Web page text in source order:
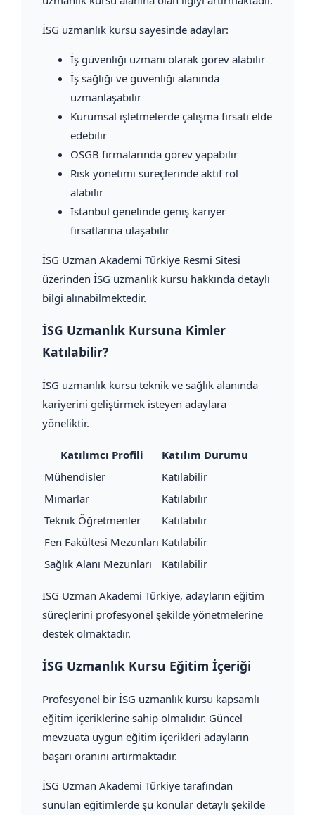
İSG uzmanlık kursu sayesinde adaylar:
İş güvenliği uzmanı olarak görev alabilir
İş sağlığı ve güvenliği alanında
uzmanlaşabilir
Kurumsal işletmelerde çalışma fırsatı elde
edebilir
OSGB firmalarında görev yapabilir
Risk yönetimi süreçlerinde aktif rol
alabilir
İstanbul genelinde geniş kariyer
fırsatlarına ulaşabilir
İSG Uzman Akademi Türkiye Resmi Sitesi
üzerinden İSG uzmanlık kursu hakkında detaylı
bilgi alınabilmektedir.
İSG Uzmanlık Kursuna Kimler
Katılabilir?
İSG uzmanlık kursu teknik ve sağlık alanında
kariyerini geliştirmek isteyen adaylara
yöneliktir.
Katılımcı Profili
Katılım Durumu
Mühendisler
Katılabilir
Mimarlar
Katılabilir
Teknik Öğretmenler
Katılabilir
Fen Fakültesi Mezunları Katılabilir
Sağlık Alanı Mezunları
Katılabilir
İSG Uzman Akademi Türkiye, adayların eğitim
süreçlerini profesyonel şekilde yönetmelerine
destek olmaktadır.
İSG Uzmanlık Kursu Eğitim İçeriği
Profesyonel bir İSG uzmanlık kursu kapsamlı
eğitim içeriklerine sahip olmalıdır. Güncel
mevzuata uygun eğitim içerikleri adayların
başarı oranını artırmaktadır.
İSG Uzman Akademi Türkiye tarafından
sunulan eğitimlerde şu konular detaylı şekilde